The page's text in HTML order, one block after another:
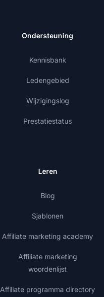
Ondersteuning
Kennisbank
Ledengebied
Wijzigingslog
Prestatiestatus
Leren
Blog
Sjablonen
Affiliate marketing academy
Affiliate marketing
woordenlijst
Affiliate programma directory